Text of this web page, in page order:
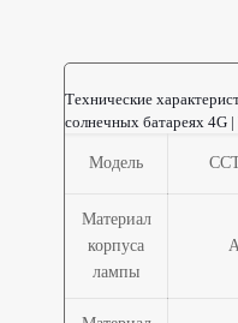
Технические
солнечных батареях 4G
Модель
Материал
корпуса
лампы